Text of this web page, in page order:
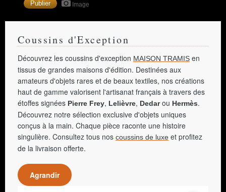
Image
Coussins d'Exception
Découvrez les coussins d'exception MAISON TRAMIS en
tissus de grandes maisons d'édition. Destinées aux
amateurs d'objets rares et de beaux textiles, nos créations
haut de gamme valorisent l'artisanat français à travers des
étoffes signées Pierre Frey, Lelièvre, Dedarou Hermès.
Découvrez notre sélection exclusive d'objets uniques
conçus à la main. Chaque pièce raconte une histoire
singulière. Consultez tous nos coussins de luxe et profitez
de la livraison offerte.
Agrandir